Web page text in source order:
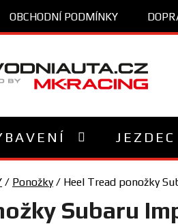
OBCHODNÍ PODMÍNKY
JEZDEC
/ Ponožky / Heel Tread ponožky
Subaru